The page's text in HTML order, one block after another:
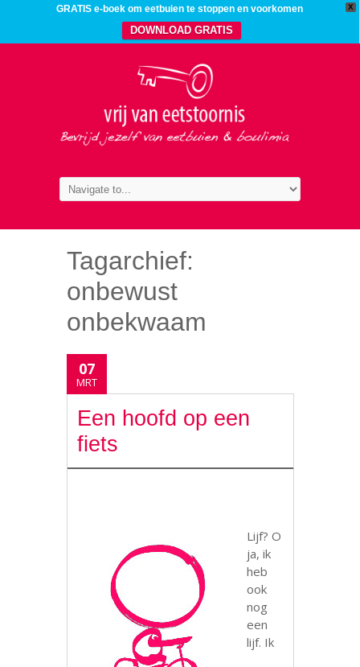
X
GRATIS e-boek om eetbuien te stoppen en voorkomen
DOWNLOAD GRATIS
Tagarchief:
onbewust
onbekwaam
07
MRT
Een hoofd op een
fiets
Lijf? O
ja, ik
heb
ook
nog
een
lijf. Ik